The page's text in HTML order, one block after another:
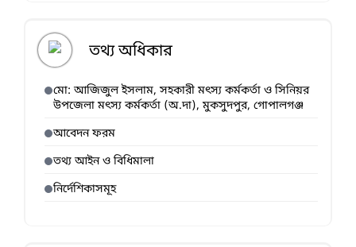
তথ্য অধিকার
মো: আজিজুল ইসলাম, সহকারী মৎস্য কর্মকর্তা ও সিনিয়র
উপজেলা মৎস্য কর্মকর্তা (অ.দা), মুকসুদপুর, গোপালগঞ্জ
আবেদন ফরম
তথ্য আইন ও বিধিমালা
নির্দেশিকাসমূহ